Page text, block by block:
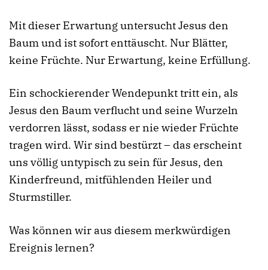
Mit dieser Erwartung untersucht Jesus den
Baum und ist sofort enttäuscht. Nur Blätter,
keine Früchte. Nur Erwartung, keine Erfüllung.
Ein schockierender Wendepunkt tritt ein, als
Jesus den Baum verflucht und seine Wurzeln
verdorren lässt, sodass er nie wieder Früchte
tragen wird. Wir sind bestürzt – das erscheint
uns völlig untypisch zu sein für Jesus, den
Kinderfreund, mitfühlenden Heiler und
Sturmstiller.
Was können wir aus diesem merkwürdigen
Ereignis lernen?